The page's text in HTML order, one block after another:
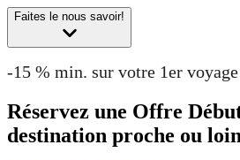
Faites le nous savoir!
-15 % min. sur votre 1er
Réservez une Offre
destination proche ou